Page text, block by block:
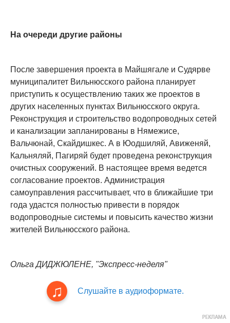
На очереди другие районы
После завершения проекта в Майшягале и Судярве
муниципалитет Вильнюсского района планирует
приступить к осуществлению таких же проектов в
других населенных пунктах Вильнюсского округа.
Реконструкция и строительство водопроводных сетей
и канализации запланированы в Нямежисе,
Вальчюнай, Скайдишкес. А в Юодшиляй, Авиженяй,
Кальняляй, Пагиряй будет проведена реконструкция
очистных сооружений. В настоящее время ведется
согласование проектов. Администрация
самоуправления рассчитывает, что в ближайшие три
года удастся полностью привести в порядок
водопроводные системы и повысить качество жизни
жителей Вильнюсского района.
Ольга ДИДЖЮЛЕНЕ, "Экспресс-неделя"
Слушайте в аудиоформате.